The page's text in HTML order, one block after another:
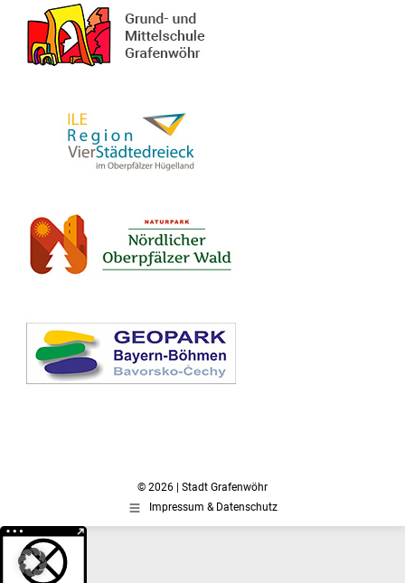
© 2026 | Stadt Grafenwöhr
Impressum & Datenschutz
Weitere Informationen über den gesperrten Inhalt.